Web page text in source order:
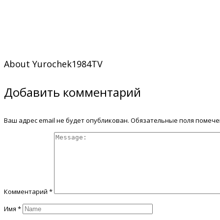
About Yurochek1984TV
Добавить комментарий
Ваш адрес email не будет опубликован. Обязательные поля
Комментарий *
Имя *